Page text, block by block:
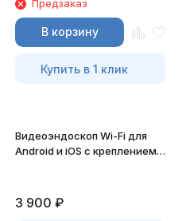
Предзаказ
В корзину
Купить в 1 клик
Видеоэндоскоп Wi-Fi для
Android и iOS с креплением
3 900 ₽